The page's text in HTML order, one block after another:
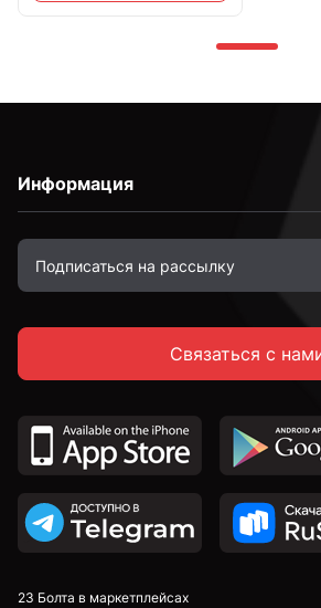
Информация
Связаться с
23 Болта в маркетплейсах